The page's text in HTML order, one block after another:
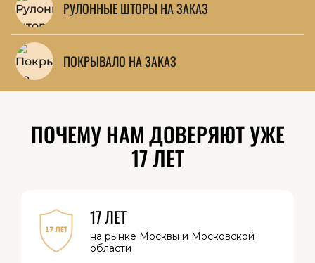
РУЛОННЫЕ ШТОРЫ НА ЗАКАЗ
ПОКРЫВАЛО НА ЗАКАЗ
ПОЧЕМУ НАМ ДОВЕРЯЮТ УЖЕ
17 ЛЕТ
17 ЛЕТ
на рынке Москвы и Московской
области